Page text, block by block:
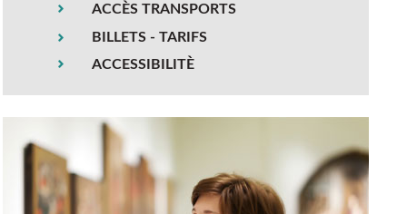
ACCÈS TRANSPORTS
BILLETS - TARIFS
ACCESSIBILITÈ